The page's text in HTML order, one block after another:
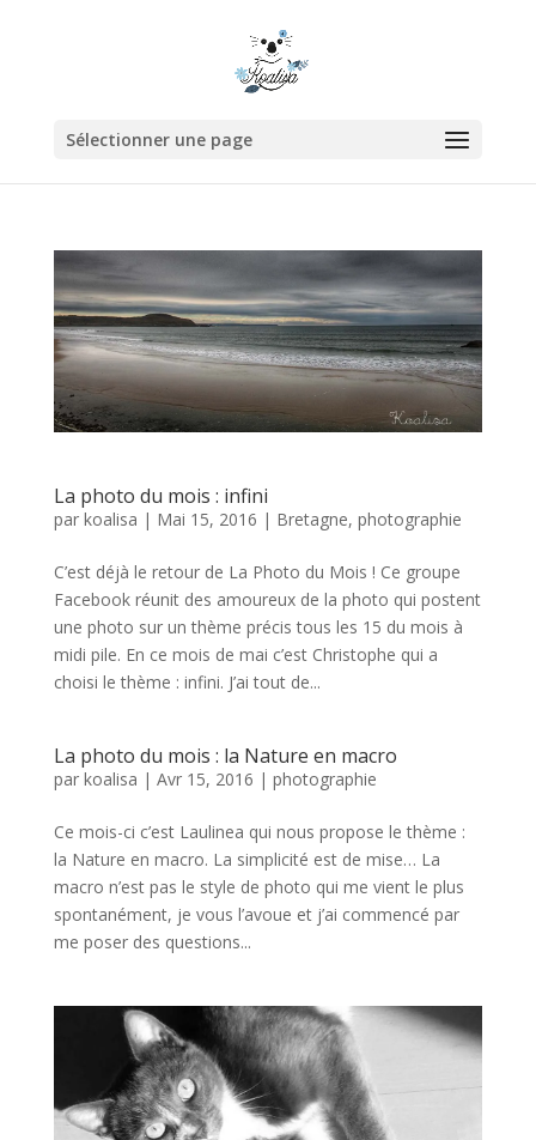
Sélectionner une page
La photo du mois : infini
par koalisa | Mai 15, 2016 | Bretagne, photographie
C’est déjà le retour de La Photo du Mois ! Ce groupe
Facebook réunit des amoureux de la photo qui postent
une photo sur un thème précis tous les 15 du mois à
midi pile. En ce mois de mai c’est Christophe qui a
choisi le thème : infini. J’ai tout de...
La photo du mois : la Nature en macro
par koalisa | Avr 15, 2016 | photographie
Ce mois-ci c’est Laulinea qui nous propose le thème :
la Nature en macro. La simplicité est de mise… La
macro n’est pas le style de photo qui me vient le plus
spontanément, je vous l’avoue et j’ai commencé par
me poser des questions...